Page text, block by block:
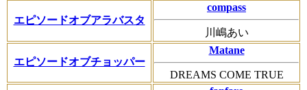
エピソードオブアラバスタ
compass
川嶋あい
エピソードオブチョッパー
Matane
DREAMS COME TRUE